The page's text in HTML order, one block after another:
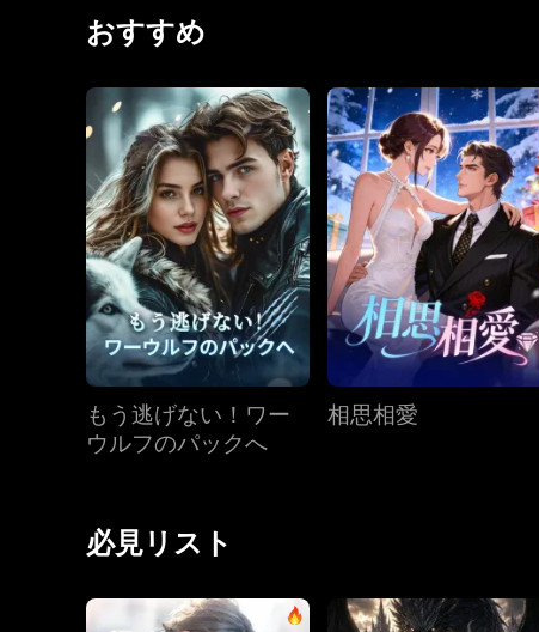
み、彼への想いと向き合うことを避ける。2人はも
おすすめ
もう逃げない！ワー
ウルフのパックへ
相思相愛
必見リスト